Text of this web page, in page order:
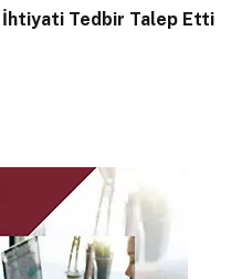
İhtiyati Tedbir Talep Etti